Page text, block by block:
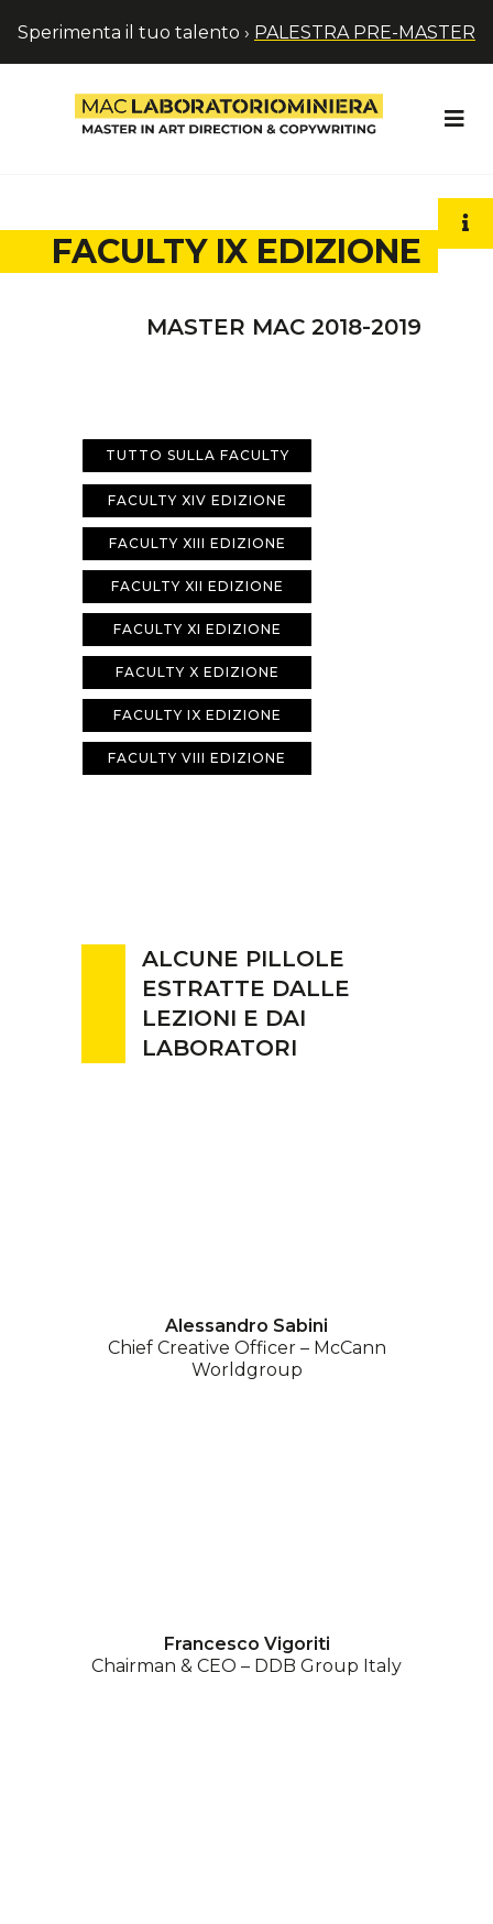
Sperimenta il tuo talento › PALESTRA PRE-MASTER
FACULTY IX EDIZIONE
MASTER MAC 2018-2019
TUTTO SULLA FACULTY
FACULTY XIV EDIZIONE
FACULTY XIII EDIZIONE
FACULTY XII EDIZIONE
FACULTY XI EDIZIONE
FACULTY X EDIZIONE
FACULTY IX EDIZIONE
FACULTY VIII EDIZIONE
ALCUNE PILLOLE
ESTRATTE DALLE
LEZIONI E DAI
LABORATORI
Alessandro Sabini
Chief Creative Officer – McCann
Worldgroup
Francesco Vigoriti
Chairman & CEO – DDB Group Italy